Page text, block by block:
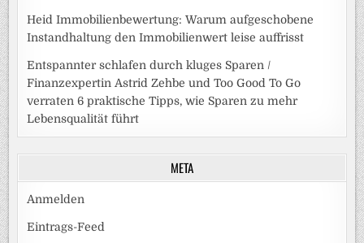
Heid Immobilienbewertung: Warum aufgeschobene
Instandhaltung den Immobilienwert leise auffrisst
Entspannter schlafen durch kluges Sparen /
Finanzexpertin Astrid Zehbe und Too Good To Go
verraten 6 praktische Tipps, wie Sparen zu mehr
Lebensqualität führt
META
Anmelden
Eintrags-Feed